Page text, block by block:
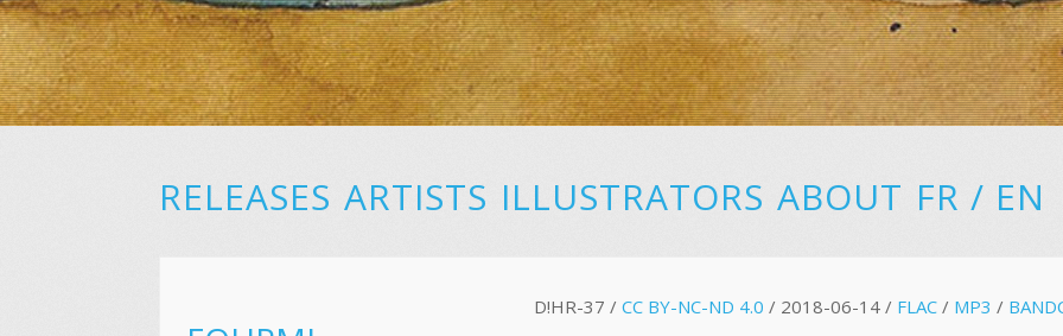
RELEASES ARTISTS ILLUSTRATORS ABOUT FR/ EN
D!HR-37 /CC BY-NC-ND 4.0 / 2018-06-14 / FLAC / MP3 /